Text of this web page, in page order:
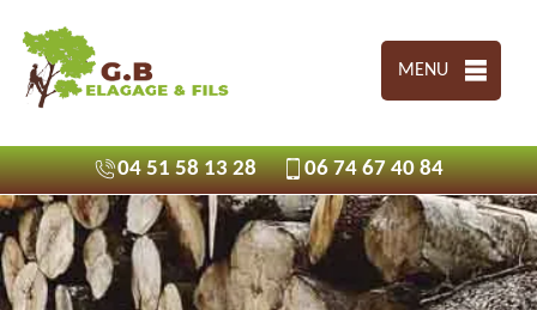
MENU
04 51 58 13 28 06 74 67 40 84